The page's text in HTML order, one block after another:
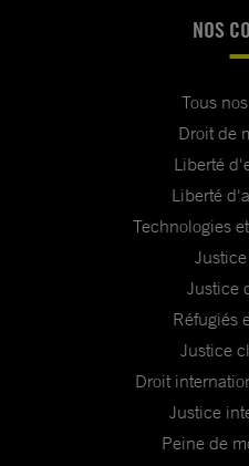
NOS
Tous
Droit de
Liberté
Liberté
Technologies
Justice
Réfugiés
Justice
Droit
Justice
Peine de